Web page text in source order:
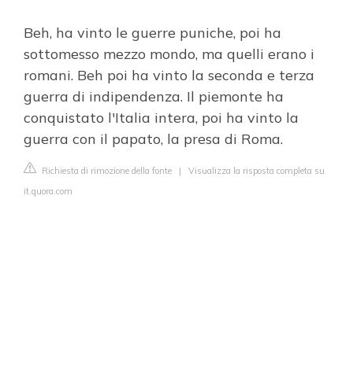
Beh, ha vinto le guerre puniche, poi ha
sottomesso mezzo mondo, ma quelli erano i
romani. Beh poi ha vinto la seconda e terza
guerra di indipendenza. Il piemonte ha
conquistato l'Italia intera, poi ha vinto la
guerra con il papato, la presa di Roma.
Richiesta di rimozione della fonte | Visualizza la risposta completa su
it.quora.com